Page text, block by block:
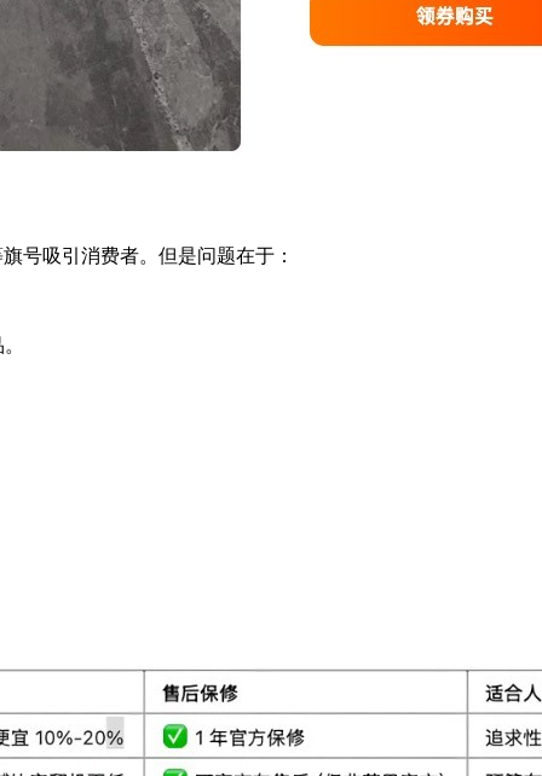
号吸引消费者。但是问题在于：